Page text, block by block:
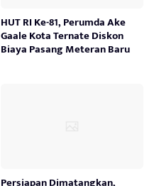
HUT RI Ke-81, Perumda Ake
Gaale Kota Ternate Diskon
Biaya Pasang Meteran Baru